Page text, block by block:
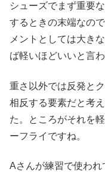
シューズでまず重要
するときの末端なの
メントとしては大き
ば軽いほどいいと言
重さ以外では反発と
相反する要素だと考
た。ところがそれを
ーフライですね。
Aさんが練習で使わ